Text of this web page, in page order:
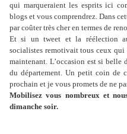
qui marqueraient les esprits ici
blogs et vous comprendrez. Dans
par coûter très cher en termes de
Et si un tweet et la réélection
socialistes remotivait tous ceux
maintenant. L’occasion est si belle
du département. Un petit coin de
prochain et je vous promets de ne
Mobilisez vous nombreux et
dimanche soir.